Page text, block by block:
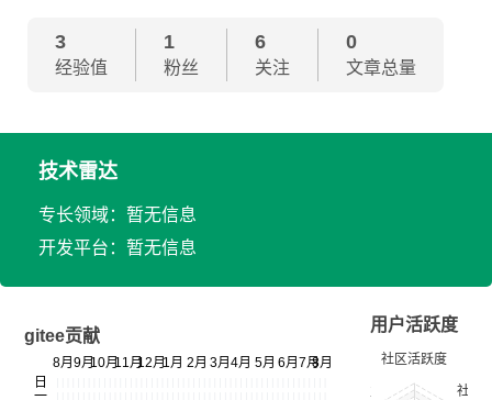
3
经验值
1
粉丝
6
关注
0
文章总量
技术雷达
专长领域：暂无信息
开发平台：暂无信息
gitee贡献
用户活跃度